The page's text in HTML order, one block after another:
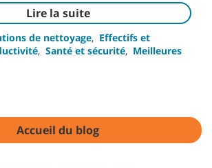
Lire la suite
de nettoyage, Effectifs et
, Santé et sécurité, Meilleures
Accueil du blog